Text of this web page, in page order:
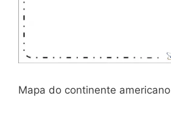
Mapa do continente americano